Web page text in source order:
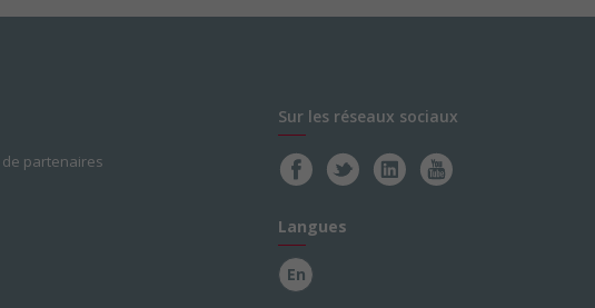
partenaires
Sur les réseaux sociaux
Langues
En